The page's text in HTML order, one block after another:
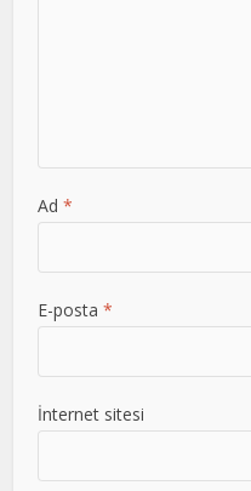
Ad*
E-posta*
İnternet sitesi